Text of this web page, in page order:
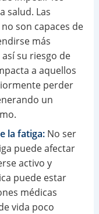
salud. Las
son capaces de
más
su riesgo de
a aquellos
perder
un
la fatiga:No ser
puede afectar
activo y
puede estar
médicas
vida poco